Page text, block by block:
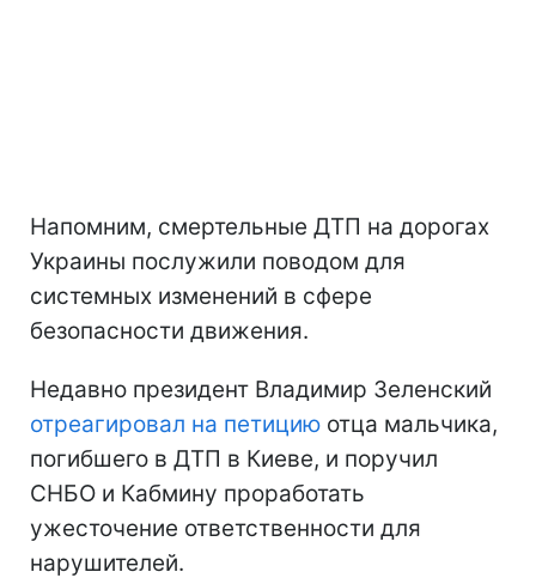
Напомним, смертельные ДТП на дорогах
Украины послужили поводом для
системных изменений в сфере
безопасности движения.
Недавно президент Владимир Зеленский
отреагировал на петицию отца мальчика,
погибшего в ДТП в Киеве, и поручил
СНБО и Кабмину проработать
ужесточение ответственности для
нарушителей.